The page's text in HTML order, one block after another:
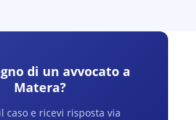
di un avvocato a
Matera?
caso e ricevi risposta via